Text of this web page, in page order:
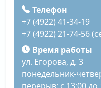
Телефон
+7 (4922) 41-34-19
+7 (4922) 21-74-56
Время работы
ул. Егорова, д. 3
понедельник-
перерыв: с 13:00 до